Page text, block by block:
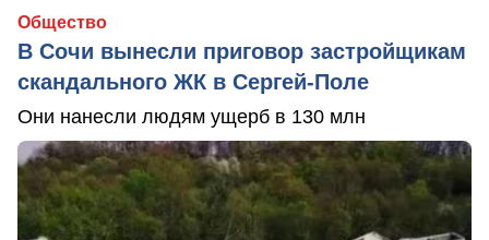
Общество
В Сочи вынесли приговор застройщикам
скандального ЖК в Сергей-Поле
Они нанесли людям ущерб в 130 млн